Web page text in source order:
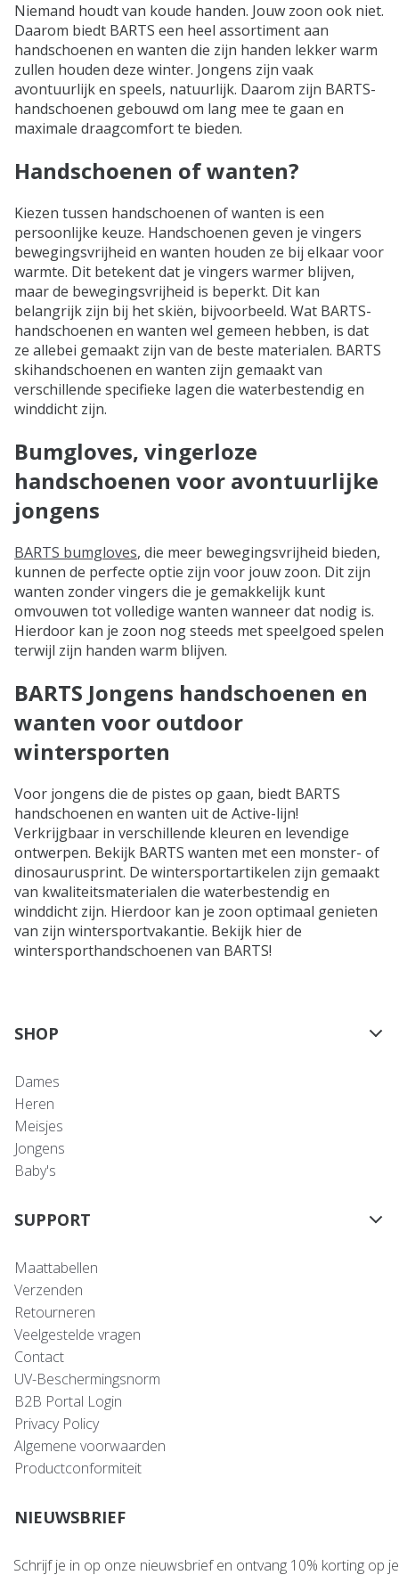
Niemand houdt van koude handen. Jouw zoon ook niet.
Daarom biedt BARTS een heel assortiment aan
handschoenen en wanten die zijn handen lekker warm
zullen houden deze winter. Jongens zijn vaak
avontuurlijk en speels, natuurlijk. Daarom zijn BARTS-
handschoenen gebouwd om lang mee te gaan en
maximale draagcomfort te bieden.
Handschoenen of wanten?
Kiezen tussen handschoenen of wanten is een
persoonlijke keuze. Handschoenen geven je vingers
bewegingsvrijheid en wanten houden ze bij elkaar voor
warmte. Dit betekent dat je vingers warmer blijven,
maar de bewegingsvrijheid is beperkt. Dit kan
belangrijk zijn bij het skiën, bijvoorbeeld. Wat BARTS-
handschoenen en wanten wel gemeen hebben, is dat
ze allebei gemaakt zijn van de beste materialen. BARTS
skihandschoenen en wanten zijn gemaakt van
verschillende specifieke lagen die waterbestendig en
winddicht zijn.
Bumgloves, vingerloze
handschoenen voor avontuurlijke
jongens
BARTS bumgloves, die meer bewegingsvrijheid bieden,
kunnen de perfecte optie zijn voor jouw zoon. Dit zijn
wanten zonder vingers die je gemakkelijk kunt
omvouwen tot volledige wanten wanneer dat nodig is.
Hierdoor kan je zoon nog steeds met speelgoed spelen
terwijl zijn handen warm blijven.
BARTS Jongens handschoenen en
wanten voor outdoor
wintersporten
Voor jongens die de pistes op gaan, biedt BARTS
handschoenen en wanten uit de Active-lijn!
Verkrijgbaar in verschillende kleuren en levendige
ontwerpen. Bekijk BARTS wanten met een monster- of
dinosaurusprint. De wintersportartikelen zijn gemaakt
van kwaliteitsmaterialen die waterbestendig en
winddicht zijn. Hierdoor kan je zoon optimaal genieten
van zijn wintersportvakantie. Bekijk hier de
wintersporthandschoenen van BARTS!
SHOP
Dames
Heren
Meisjes
Jongens
Baby's
SUPPORT
Maattabellen
Verzenden
Retourneren
Veelgestelde vragen
Contact
UV-Beschermingsnorm
B2B Portal Login
Privacy Policy
Algemene voorwaarden
Productconformiteit
NIEUWSBRIEF
Schrijf je in op onze nieuwsbrief en ontvang 10% korting op je